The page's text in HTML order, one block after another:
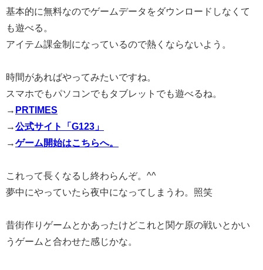
基本的に無料なのでゲームデータをダウンロードしなくて
も遊べる。
アイテム課金制になっているので熱くならないよう。
時間があればやってみたいですね。
スマホでもパソコンでもタブレットでも遊べるね。
→ PRTIMES
→公式サイト「G123」
→ゲーム開始はこちらへ。
これって長くなるし終わらんぞ。^^
夢中にやっていたら夜中になってしまうわ。照笑
昔街作りゲームとかあったけどこれと関ケ原の戦いとかい
うゲームと合わせた感じかな。